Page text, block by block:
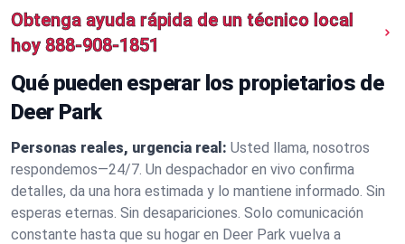
Obtenga ayuda rápida de un técnico local
hoy 888-908-1851
Qué pueden esperar los propietarios de
Deer Park
Personas reales, urgencia real: Usted llama, nosotros
respondemos—24/7. Un despachador en vivo confirma
detalles, da una hora estimada y lo mantiene informado. Sin
esperas eternas. Sin desapariciones. Solo comunicación
constante hasta que su hogar en Deer Park vuelva a